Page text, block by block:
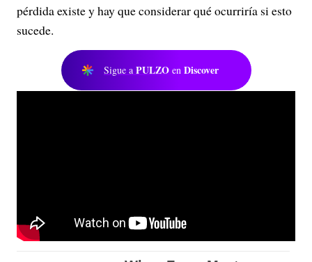
pérdida existe y hay que considerar qué ocurriría si esto
sucede.
Sigue a PULZO en Discover